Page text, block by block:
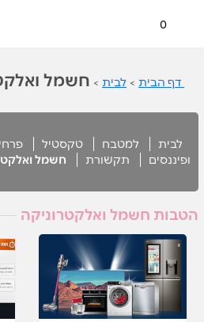
0
דף הבית > לבית > חשמל
לבית למטבח טקסטיל
ופיננסים
תקשורת חשמל
הטבות חשמל ואלקטרוניקה